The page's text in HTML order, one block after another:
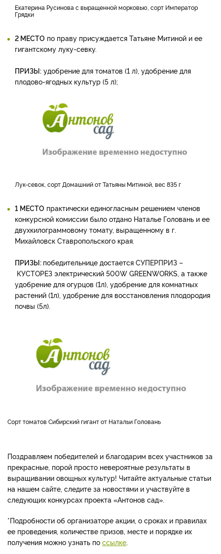
Екатерина Русинова с выращенной морковью, сорт Император
Грядки
2 МЕСТО по праву присуждается Татьяне Митиной и ее
гигантскому луку-севку.
ПРИЗЫ: удобрение для томатов (1 л), удобрение для
плодово-ягодных культур (5 л);
Лук-севок, сорт Домашний от Татьяны Митиной, вес 835 г
1 МЕСТО практически единогласным решением членов
конкурсной комиссии было отдано Наталье Головань и ее
двухкилограммовому томату, выращенному в г.
Михайловск Ставропольского края.
ПРИЗЫ: победительнице достается СУПЕРПРИЗ –
КУСТОРЕЗ электрический 500W GREENWORKS, а также
удобрение для огурцов (1л), удобрение для комнатных
растений (1л), удобрение для восстановления плодородия
почвы (5л).
Сорт томатов Сибирский гигант от Натальи Головань
Поздравляем победителей и благодарим всех участников за
прекрасные, порой просто невероятные результаты в
выращивании овощных культур! Читайте актуальные статьи
на нашем сайте, следите за новостями и участвуйте в
следующих конкурсах проекта «Антонов сад».
*Подробности об организаторе акции, о сроках и правилах
ее проведения, количестве призов, месте и порядке их
получения можно узнать по ссылке.